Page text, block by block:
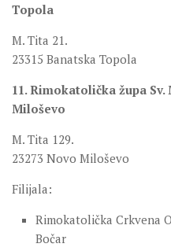
Topola
M. Tita 21.
23315 Banatska Topola
11. Rimokatolička župa
Miloševo
M. Tita 129.
23273 Novo Miloševo
Filijala:
Rimokatolička Crkvena
Bočar